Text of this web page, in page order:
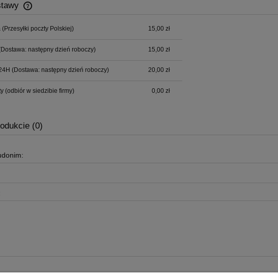
Cena nie zawiera ewentualnych kosztów
(Przesyłki poczty Polskiej) 15,00 zł
następny dzień roboczy) 15,00 zł
(Dostawa: następny dzień roboczy) 20,00 zł
(odbiór w siedzibie firmy) 0,00 zł
(0)